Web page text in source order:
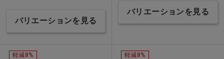
バリエーションを見る
バリエーションを見る
軽減8% 軽減8%